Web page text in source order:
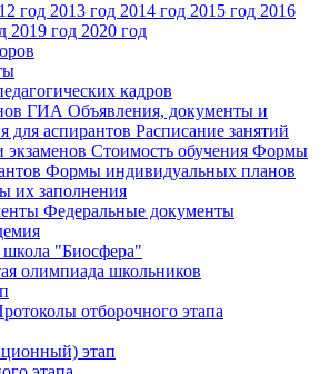
год 2013 год 2014 год 2015 год 2016
2019 год 2020 год
кадров
ГИА Объявления, документы и
для аспирантов Расписание занятий
экзаменов Стоимость обучения Формы
Формы индивидуальных планов
их заполнения
Федеральные документы
школа "Биосфера"
олимпиада школьников
отборочного этапа
этап